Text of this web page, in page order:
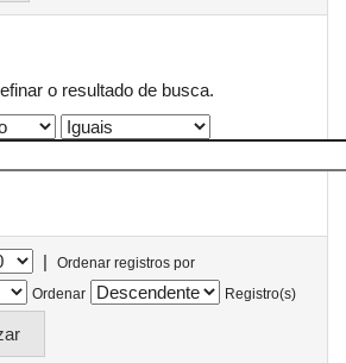
o resultado de busca.
|
Ordenar registros por
Ordenar
Registro(s)